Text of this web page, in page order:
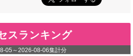
スランキング
05 ～2026-08-06集計分